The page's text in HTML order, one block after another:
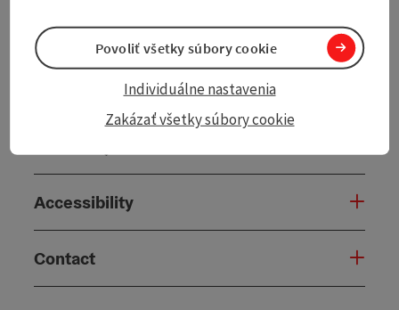
Tour and route information
Accessibility
Contact
Zakázať všetky súbory cookie
Individuálne nastavenia
Povoliť všetky súbory cookie